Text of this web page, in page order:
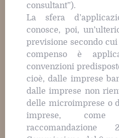
consultant”).
La sfera
conosce, poi,
previsione secondo
compenso è
convenzioni
cioè, dalle imprese
dalle imprese non
delle microimprese o
imprese,
raccomandazione